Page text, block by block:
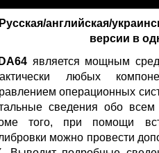
Русская/английская/
версии в
является мощным
любых
операционных
сведения обо
того, при помощи
можно провести